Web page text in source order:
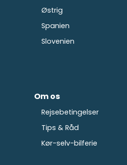
Østrig
Spanien
Slovenien
Om os
Rejsebetingelser
Tips & Råd
Kør-selv-bilferie